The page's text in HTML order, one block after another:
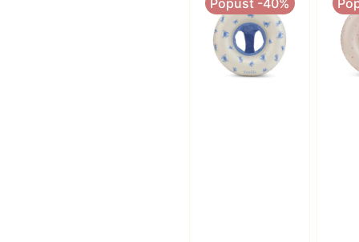
Popust -40%